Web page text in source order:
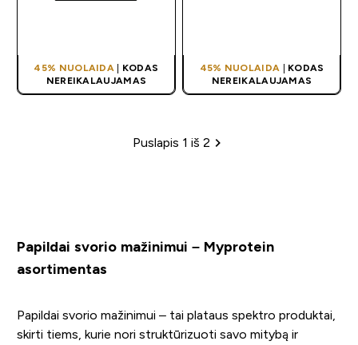
45% NUOLAIDA | KODAS
NEREIKALAUJAMAS
45% NUOLAIDA | KODAS
NEREIKALAUJAMAS
Puslapių žymėjimas
Puslapis 1 iš 2
Papildai svorio mažinimui – Myprotein
asortimentas
Papildai svorio mažinimui – tai plataus spektro produktai,
skirti tiems, kurie nori struktūrizuoti savo mitybą ir